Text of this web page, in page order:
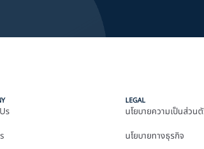
LEGAL
นโยบายความเป็นส่วน
นโยบายทางธุรกิจ